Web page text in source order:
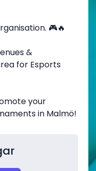
🎮🔥
&
for Esports
your
in Malmö!